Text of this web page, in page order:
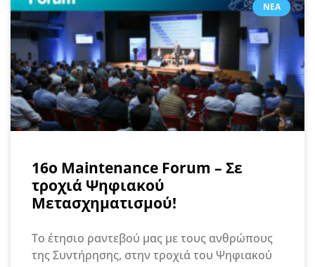
ΝΈΑ
16o Maintenance Forum – Σε
τροχιά Ψηφιακού
Μετασχηματισμού!
Το έτησιο ραντεβού μας με τους ανθρώπους
της Συντήρησης, στην τροχιά του Ψηφιακού